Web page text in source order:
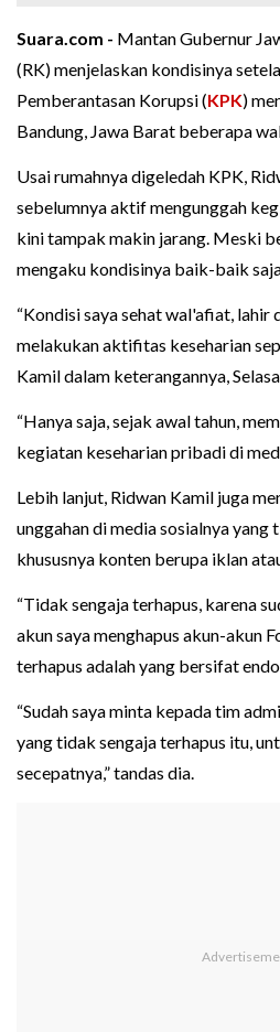
Suara.com - Mantan Gubernur
(RK) menjelaskan kondisinya
Pemberantasan Korupsi (KPK)
Bandung, Jawa Barat beberapa
Usai rumahnya digeledah KPK,
sebelumnya aktif mengunggah
kini tampak makin jarang. Meski
mengaku kondisinya baik-baik
“Kondisi saya sehat wal'afiat, lahir
melakukan aktifitas keseharian
Kamil dalam keterangannya,
“Hanya saja, sejak awal tahun,
kegiatan keseharian pribadi di
Lebih lanjut, Ridwan Kamil juga
unggahan di media sosialnya yang
khususnya konten berupa iklan
“Tidak sengaja terhapus, karena
akun saya menghapus akun-akun
terhapus adalah yang bersifat
“Sudah saya minta kepada tim
yang tidak sengaja terhapus itu,
secepatnya,” tandas dia.